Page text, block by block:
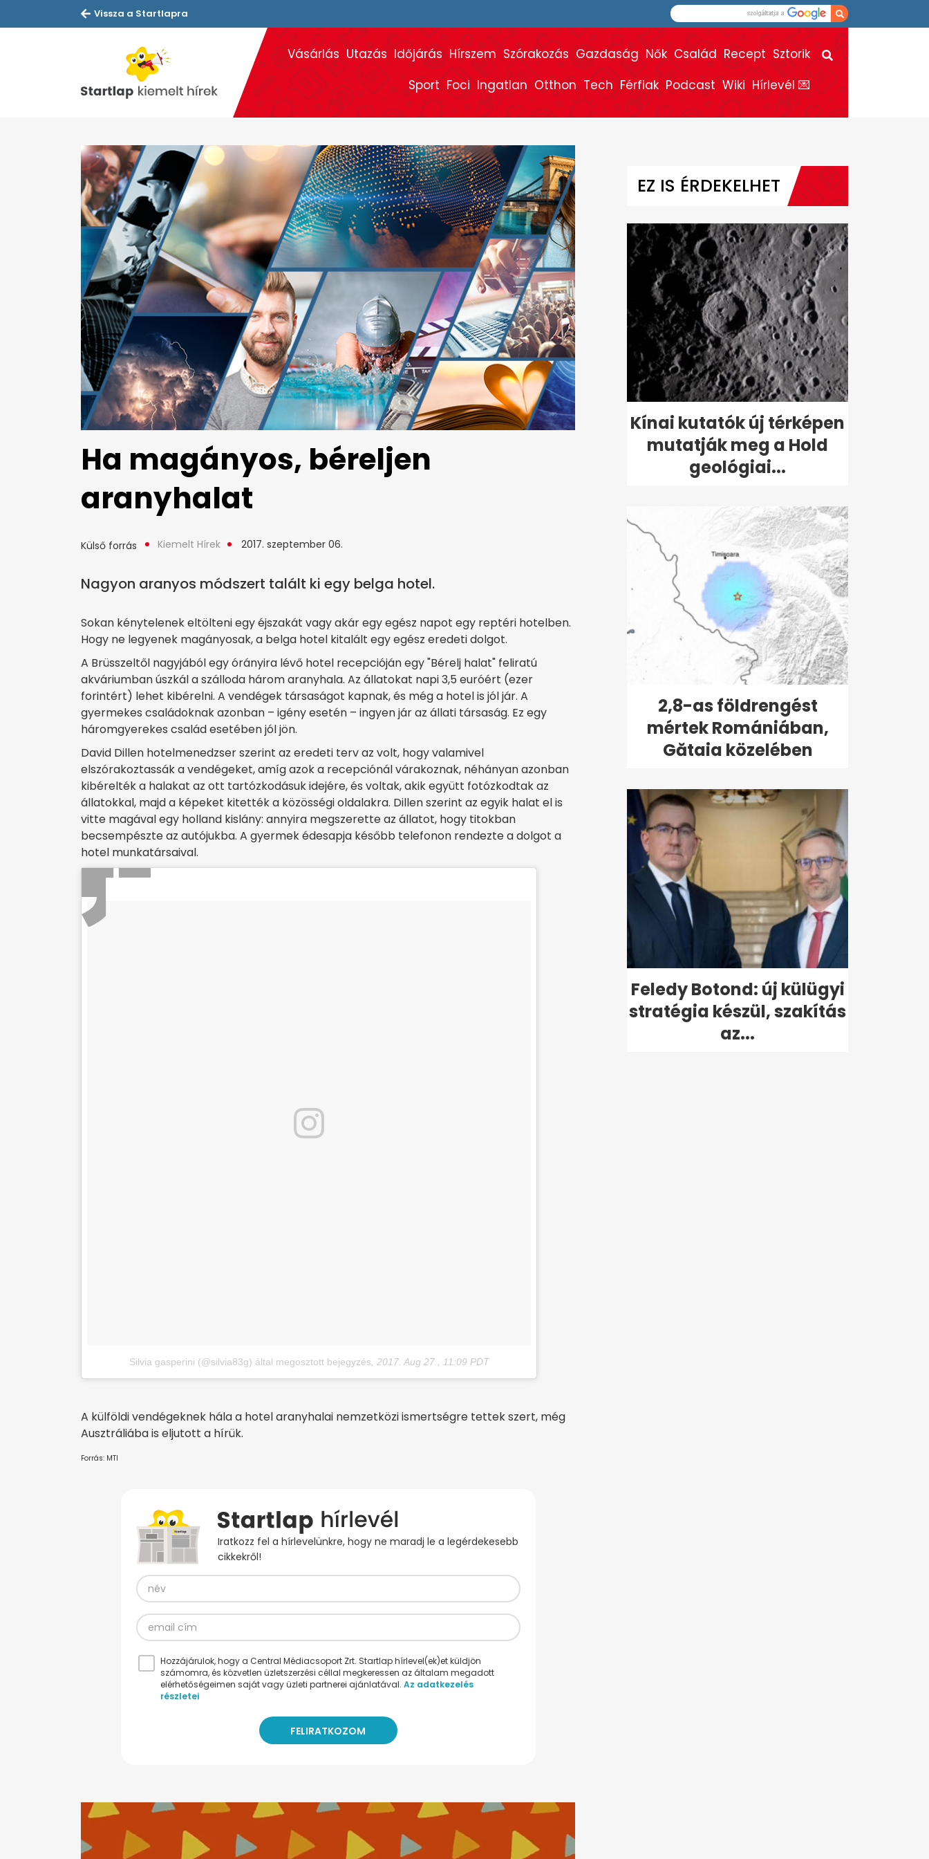
Vissza a Startlapra
Vásárlás Utazás Időjárás Hírszem Szórakozás Gazdaság Nők Család Recept Sztorik
Sport Foci Ingatlan Otthon Tech Férfiak Podcast Wiki Hírlevél 💌
Ha magányos, béreljen
aranyhalat
Külső forrás Kiemelt Hírek 2017. szeptember 06.
Nagyon aranyos módszert talált ki egy belga hotel.
Sokan kénytelenek eltölteni egy éjszakát vagy akár egy egész napot egy reptéri hotelben.
Hogy ne legyenek magányosak, a belga hotel kitalált egy egész eredeti dolgot.
A Brüsszeltől nagyjából egy órányira lévő hotel recepcióján egy "Bérelj halat" feliratú
akváriumban úszkál a szálloda három aranyhala. Az állatokat napi 3,5 euróért (ezer
forintért) lehet kibérelni. A vendégek társaságot kapnak, és még a hotel is jól jár. A
gyermekes családoknak azonban – igény esetén – ingyen jár az állati társaság. Ez egy
háromgyerekes család esetében jól jön.
David Dillen hotelmenedzser szerint az eredeti terv az volt, hogy valamivel
elszórakoztassák a vendégeket, amíg azok a recepciónál várakoznak, néhányan azonban
kibérelték a halakat az ott tartózkodásuk idejére, és voltak, akik együtt fotózkodtak az
állatokkal, majd a képeket kitették a közösségi oldalakra. Dillen szerint az egyik halat el is
vitte magával egy holland kislány: annyira megszerette az állatot, hogy titokban
becsempészte az autójukba. A gyermek édesapja később telefonon rendezte a dolgot a
hotel munkatársaival.
Silvia gasperini (@silvia83g) által megosztott bejegyzés 2017. Aug 27., 11:09 PDT
A külföldi vendégeknek hála a hotel aranyhalai nemzetközi ismertségre tettek szert, még
Ausztráliába is eljutott a hírük.
Forrás: MTI
Iratkozz fel a hírlevelünkre, hogy ne maradj le a legérdekesebb
cikkekről!
Hozzájárulok, hogy a Central Médiacsoport Zrt. Startlap hírlevel(ek)et küldjön
számomra, és közvetlen üzletszerzési céllal megkeressen az általam megadott
elérhetőségeimen saját vagy üzleti partnerei ajánlatával. Az adatkezelés
részletei
EZ IS ÉRDEKELHET
Kínai kutatók új térképen
mutatják meg a Hold
geológiai...
2,8-as földrengést
mértek Romániában,
Gătaia közelében
Feledy Botond: új külügyi
stratégia készül, szakítás
az...